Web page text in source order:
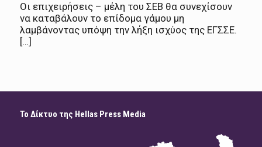
Οι επιχειρήσεις – μέλη του ΣΕΒ θα συνεχίσουν
να καταβάλουν το επίδομα γάμου μη
λαμβάνοντας υπόψη την λήξη ισχύος της ΕΓΣΣΕ.
[…]
Το Δίκτυο της Hellas Press Media